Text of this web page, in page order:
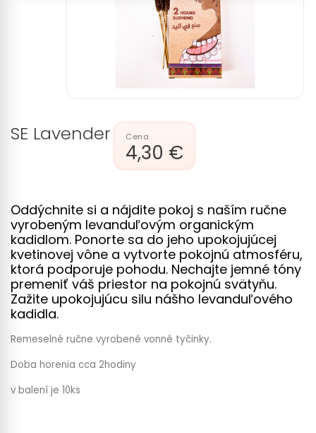
SE Lavender
4,30 €
Oddýchnite si a nájdite pokoj s naším ručne
vyrobeným levanduľovým organickým
kadidlom. Ponorte sa do jeho upokojujúcej
kvetinovej vône a vytvorte pokojnú atmosféru,
ktorá podporuje pohodu. Nechajte jemné tóny
premeniť váš priestor na pokojnú svätyňu.
Zažite upokojujúcu silu nášho levanduľového
kadidla.
Remeselné ručne vyrobené vonné tyčinky.
Doba horenia cca 2hodiny
v balení je 10ks